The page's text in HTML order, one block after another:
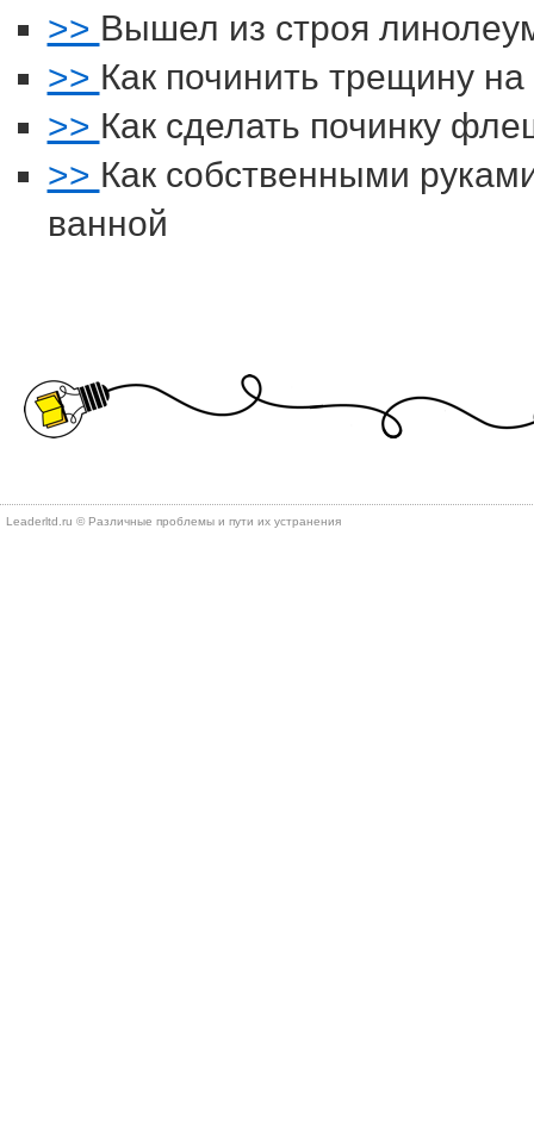
>> Вышел из строя
>> Как починить трещину
>> Как сделать починку
>> Как собственными
ванной
Leaderltd.ru © Различные проблемы и пути их устранения